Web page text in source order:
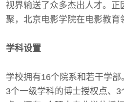
视界输送了众多杰出人才。正
聚，北京电影学院在电影教育
学科设置
学校拥有16个院系和若干学
3个一级学科的博士授权点、